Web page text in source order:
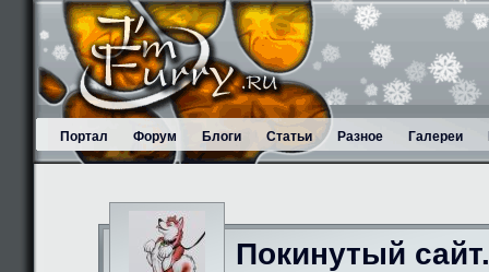
Портал Форум Блоги Статьи Разное Галереи
Покинутый сайт.